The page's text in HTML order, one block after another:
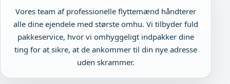
Vores team af professionelle flyttemænd håndterer
alle dine ejendele med største omhu. Vi tilbyder fuld
pakkeservice, hvor vi omhyggeligt indpakker dine
ting for at sikre, at de ankommer til din nye adresse
uden skrammer.